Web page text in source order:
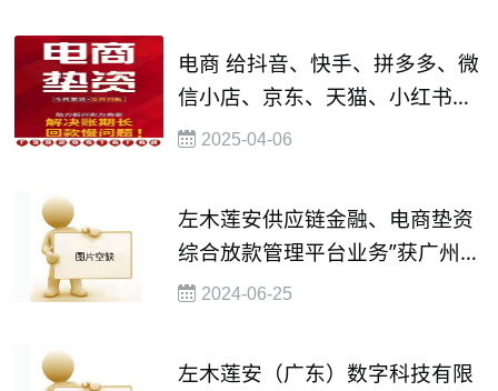
电商 给抖音、快手、拼多多、微
信小店、京东、天猫、小红书、
TikTOK等万户大商店主金融垫资
2025-04-06
左木莲安供应链金融、电商垫资
综合放款管理平台业务”获广州政
府数字金融十佳优秀案例荣誉
2024-06-25
左木莲安（广东）数字科技有限